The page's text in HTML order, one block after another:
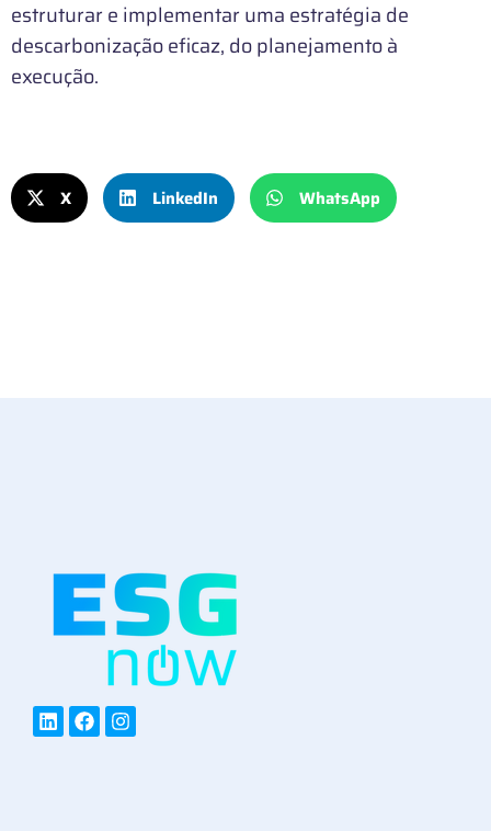
estruturar e implementar uma estratégia de
descarbonização eficaz, do planejamento à
execução.
X LinkedIn WhatsApp